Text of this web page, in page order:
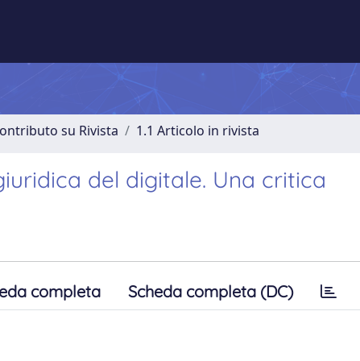
su Rivista 1.1 Articolo in rivista
del digitale. Una critica
completa Scheda completa (DC)